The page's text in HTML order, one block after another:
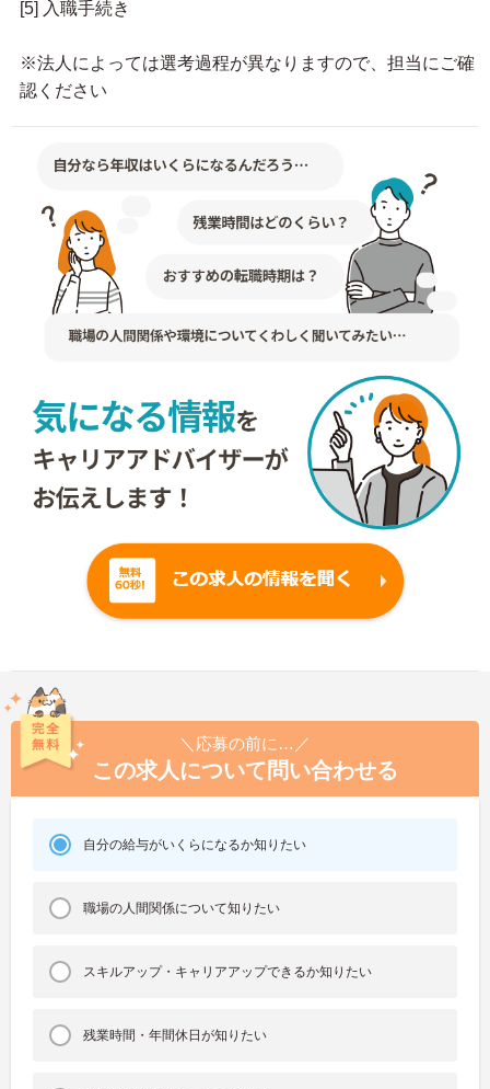
[5] 入職手続き
※法人によっては選考過程が異なりますので、担当にご確
認ください
＼応募の前に…／
この求人について問い合わせる
自分の給与がいくらになるか知りたい
職場の人間関係について知りたい
スキルアップ・キャリアアップできるか知りたい
残業時間・年間休日が知りたい